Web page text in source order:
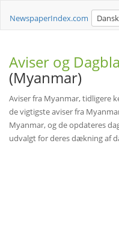
NewspaperIndex.com Dansk
Aviser og
(Myanmar)
Aviser fra Myanmar, tidligere
de vigtigste aviser fra
Myanmar, og de opdateres
udvalgt for deres dækning af